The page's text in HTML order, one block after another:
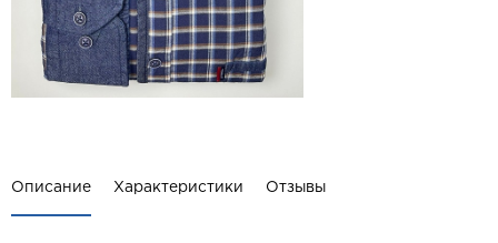
Описание Характеристики Отзывы